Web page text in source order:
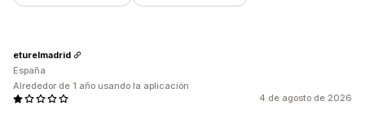
4 de agosto de 2026
eturelmadrid
España
Alrededor de 1 año usando la aplicación